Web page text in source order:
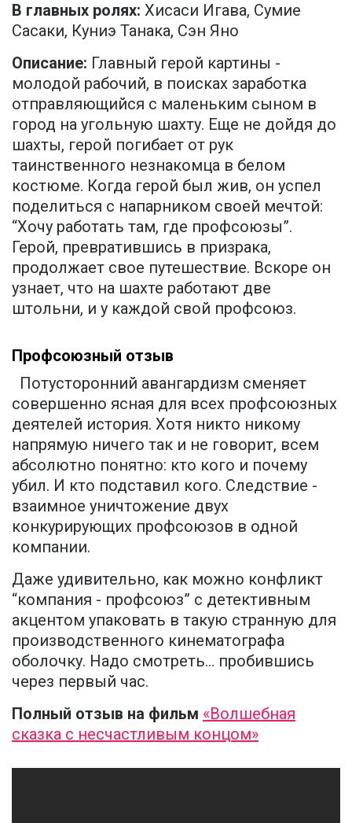
В главных ролях: Хисаси Игава, Сумие
Сасаки, Куниэ Танака, Сэн Яно
Описание: Главный герой картины -
молодой рабочий, в поисках заработка
отправляющийся с маленьким сыном в
город на угольную шахту. Еще не дойдя до
шахты, герой погибает от рук
таинственного незнакомца в белом
костюме. Когда герой был жив, он успел
поделиться с напарником своей мечтой:
“Хочу работать там, где профсоюзы”.
Герой, превратившись в призрака,
продолжает свое путешествие. Вскоре он
узнает, что на шахте работают две
штольни, и у каждой свой профсоюз.
Профсоюзный отзыв
Потусторонний авангардизм сменяет
совершенно ясная для всех профсоюзных
деятелей история. Хотя никто никому
напрямую ничего так и не говорит, всем
абсолютно понятно: кто кого и почему
убил. И кто подставил кого. Следствие -
взаимное уничтожение двух
конкурирующих профсоюзов в одной
компании.
Даже удивительно, как можно конфликт
“компания - профсоюз” с детективным
акцентом упаковать в такую странную для
производственного кинематографа
оболочку. Надо смотреть... пробившись
через первый час.
Полный отзыв на фильм «Волшебная
сказка с несчастливым концом»